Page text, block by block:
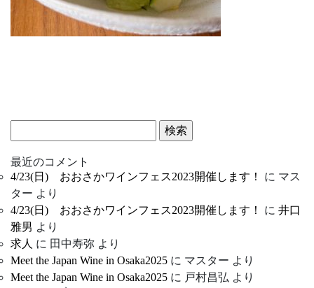
索:
最近のコメント
4/23(日) おおさかワインフェス2023開催します！
に マス
ター より
4/23(日) おおさかワインフェス2023開催します！
に 井口
雅男 より
求人 に 田中寿弥 より
Meet the Japan Wine in Osaka2025 に マスター より
Meet the Japan Wine in Osaka2025 に 戸村昌弘 より